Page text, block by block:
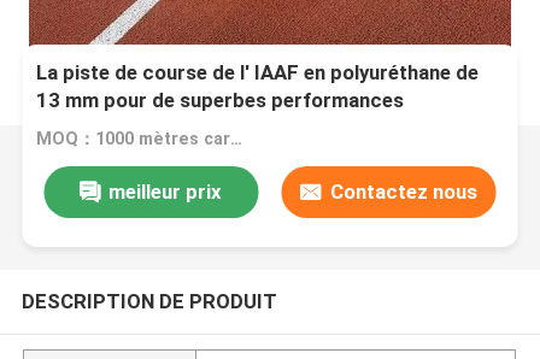
La piste de course de l' IAAF en polyuréthane de
13 mm pour de superbes performances
MOQ：1000 mètres carrés
meilleur prix Contactez nous
DESCRIPTION DE PRODUIT